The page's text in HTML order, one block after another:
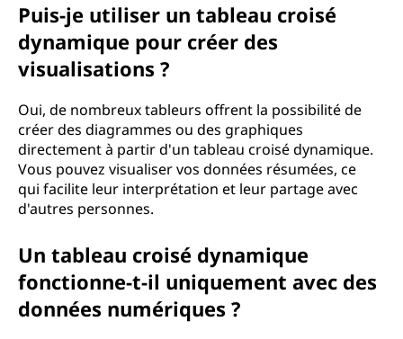
Puis-je utiliser un tableau croisé
dynamique pour créer des
visualisations ?
Oui, de nombreux tableurs offrent la possibilité de
créer des diagrammes ou des graphiques
directement à partir d'un tableau croisé dynamique.
Vous pouvez visualiser vos données résumées, ce
qui facilite leur interprétation et leur partage avec
d'autres personnes.
Un tableau croisé dynamique
fonctionne-t-il uniquement avec des
données numériques ?